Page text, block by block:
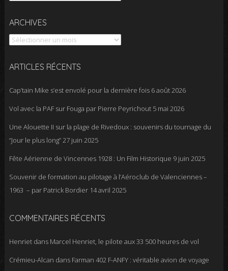
ARCHIVES
Archives
ARTICLES RÉCENTS
Cap’tain Mike s’est envolé pour la dernière fois 6 août 2026
Vol avec la PAF sur Fouga par Pierre Peyrichout 5 mai 2026
Une Alouette II sur la plage de Rivedoux : souvenirs du tournage du
“Jour le plus long”27 juin 2025
Fête Aérienne de Vincennes 1928 : Un Film Historique 9 juin 2025
Souvenir de formation au pilotage à l’Aéroclub de Valenciennes –
1963 – par Patrick Bordier 14 avril 2025
COMMENTAIRES RÉCENTS
Henrietdans Marcel Henriet, le pilote aux 33 500 heures de vol
Crémieu-Alcan dans Farman 402 F-ANFY : véritable avion de voyage